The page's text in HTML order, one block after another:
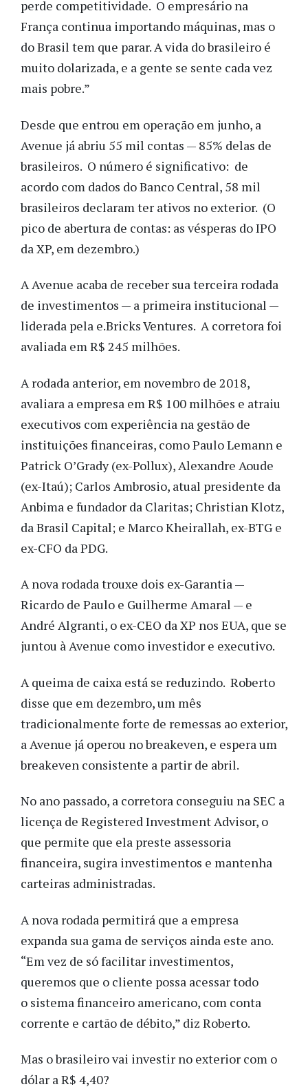
perde competitividade. O empresário na
França continua importando máquinas, mas o
do Brasil tem que parar. A vida do brasileiro é
muito dolarizada, e a gente se sente cada vez
mais pobre.”
Desde que entrou em operação em junho, a
Avenue já abriu 55 mil contas — 85% delas de
brasileiros. O número é significativo: de
acordo com dados do Banco Central, 58 mil
brasileiros declaram ter ativos no exterior. (O
pico de abertura de contas: as vésperas do IPO
da XP, em dezembro.)
A Avenue acaba de receber sua terceira rodada
de investimentos — a primeira institucional —
liderada pela e.Bricks Ventures. A corretora foi
avaliada em R$ 245 milhões.
A rodada anterior, em novembro de 2018,
avaliara a empresa em R$ 100 milhões e atraiu
executivos com experiência na gestão de
instituições financeiras, como Paulo Lemann e
Patrick O’Grady (ex-Pollux), Alexandre Aoude
(ex-Itaú); Carlos Ambrosio, atual presidente da
Anbima e fundador da Claritas; Christian Klotz,
da Brasil Capital; e Marco Kheirallah, ex-BTG e
ex-CFO da PDG.
A nova rodada trouxe dois ex-Garantia —
Ricardo de Paulo e Guilherme Amaral — e
André Algranti, o ex-CEO da XP nos EUA, que se
juntou à Avenue como investidor e executivo.
A queima de caixa está se reduzindo. Roberto
disse que em dezembro, um mês
tradicionalmente forte de remessas ao exterior,
a Avenue já operou no breakeven, e espera um
breakeven consistente a partir de abril.
No ano passado, a corretora conseguiu na SEC a
licença de Registered Investment Advisor, o
que permite que ela preste assessoria
financeira, sugira investimentos e mantenha
carteiras administradas.
A nova rodada permitirá que a empresa
expanda sua gama de serviços ainda este ano.
“Em vez de só facilitar investimentos,
queremos que o cliente possa acessar todo
o sistema financeiro americano, com conta
corrente e cartão de débito,” diz Roberto.
Mas o brasileiro vai investir no exterior com o
dólar a R$ 4,40?